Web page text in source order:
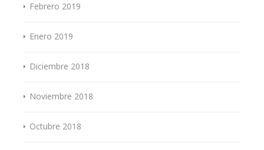
Febrero 2019
Enero 2019
Diciembre 2018
Noviembre 2018
Octubre 2018